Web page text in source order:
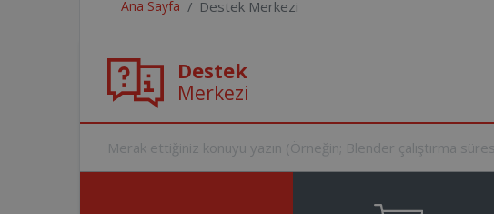
Ana Sayfa Destek Merkezi
Destek
Merkezi